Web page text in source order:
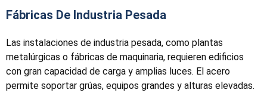
Fábricas De Industria Pesada
Las instalaciones de industria pesada, como plantas
metalúrgicas o fábricas de maquinaria, requieren edificios
con gran capacidad de carga y amplias luces. El acero
permite soportar grúas, equipos grandes y alturas elevadas.